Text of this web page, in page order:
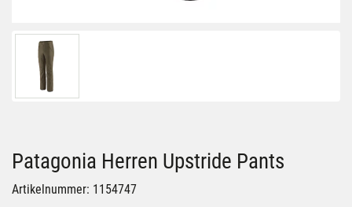
Patagonia Herren Upstride Pants
Artikelnummer: 1154747